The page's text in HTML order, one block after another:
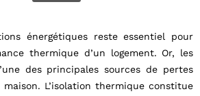
énergétiques reste essentiel pour
thermique d’un logement. Or, les
des principales sources de pertes
L’isolation thermique constitue